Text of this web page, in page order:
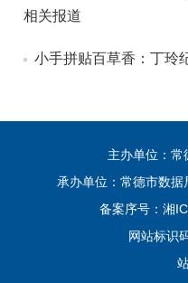
相关报道
小手拼贴百草香：丁玲
主办单位：常
承办单位：常德市数据
备案序号： 湘
网站标识